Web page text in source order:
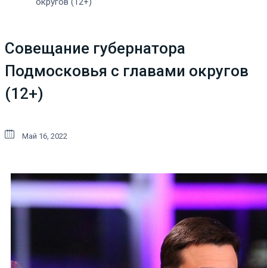
Совещание губернатора
Подмосковья с главами округов
(12+)
Май 16, 2022